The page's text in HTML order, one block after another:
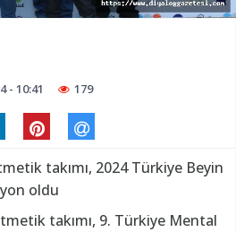
- 10:41 179
takımı, 2024 Türkiye Beyin
oldu
takımı, 9. Türkiye Mental